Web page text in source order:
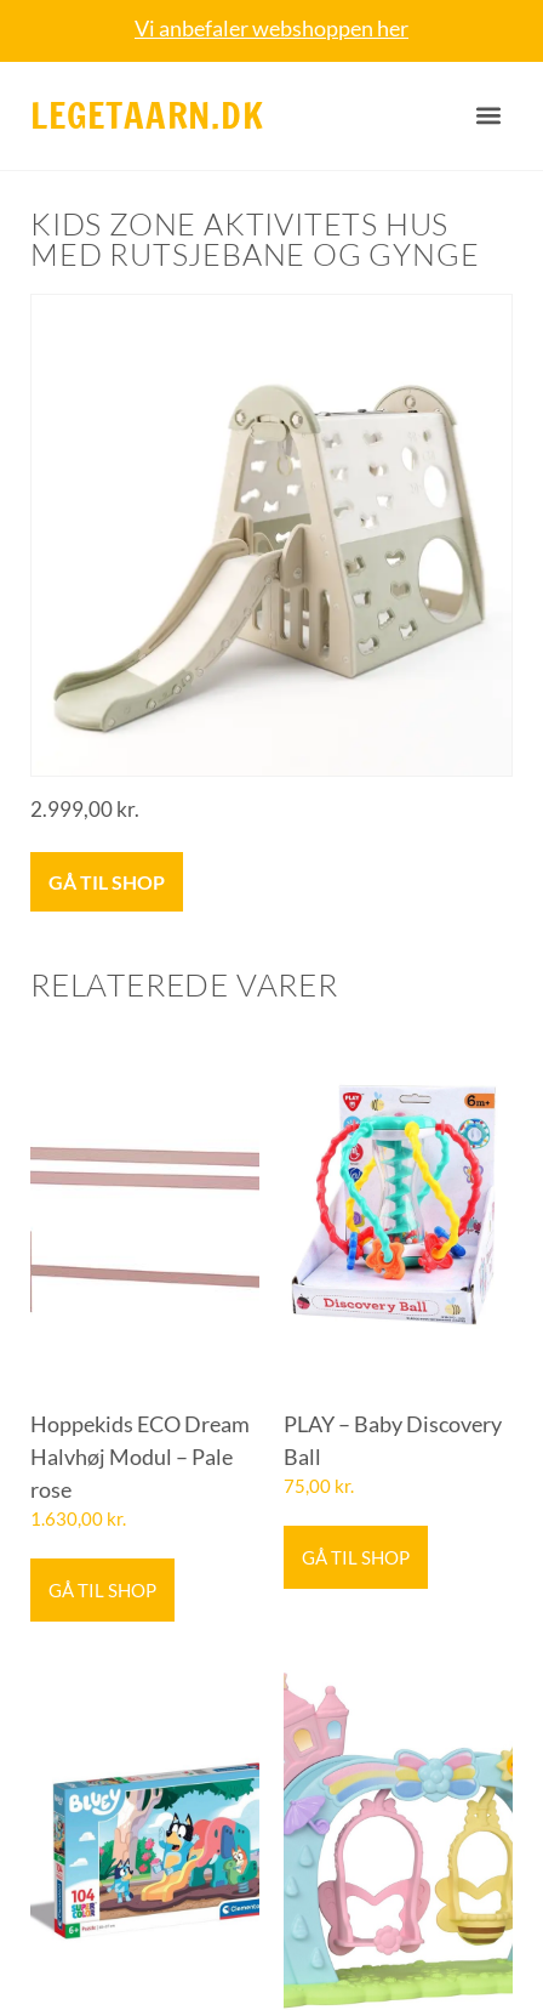
Vi anbefaler webshoppen her
LEGETAARN.DK
KIDS ZONE AKTIVITETS HUS
MED RUTSJEBANE OG GYNGE
2.999,00kr.
GÅ TIL SHOP
RELATEREDE VARER
Hoppekids ECO Dream
Halvhøj Modul – Pale
rose
1.630,00 kr.
GÅ TIL SHOP
PLAY – Baby Discovery
Ball
75,00 kr.
GÅ TIL SHOP